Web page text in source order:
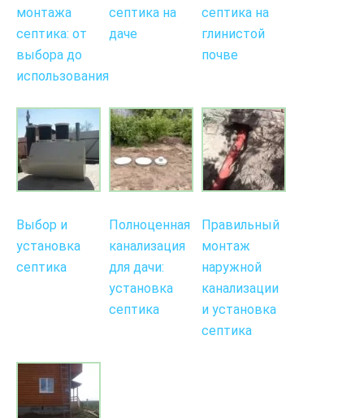
монтажа
септика: от
выбора до
использования
септика на
даче
септика на
глинистой
почве
Выбор и
установка
септика
Полноценная
канализация
для дачи:
установка
септика
Правильный
монтаж
наружной
канализации
и установка
септика